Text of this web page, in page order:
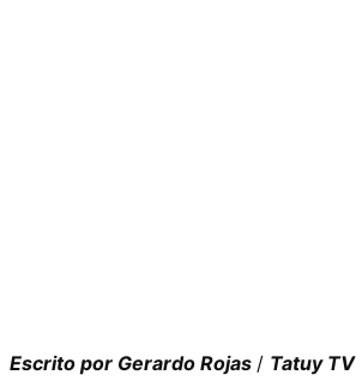
Escrito por Gerardo Rojas / Tatuy TV